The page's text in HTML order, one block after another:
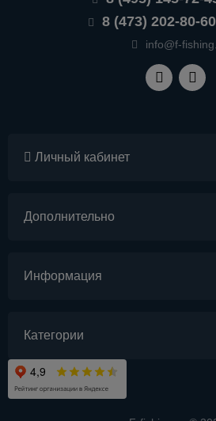
8 (473) 202-80-60
info@f-
Личный кабинет
Дополнительно
Информация
Категории